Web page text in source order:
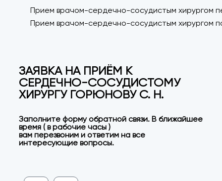
Прием врачом-сердечно-сосудистым хирургом
Прием врачом-сердечно-сосудистым хирургом
ЗАЯВКА НА ПРИЁМ К
СЕРДЕЧНО-СОСУДИСТОМУ
ХИРУРГУ ГОРЮНОВУ С. Н.
Заполните форму обратной связи. В ближайшее
время ( в рабочие часы )
вам перезвоним и ответим на все
интересующие вопросы.